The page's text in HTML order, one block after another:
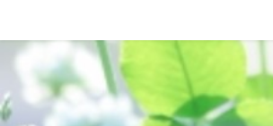
移